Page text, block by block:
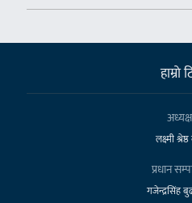
हाम्राे
लक्ष्मी
प्रधान
गजेन्द्रसिंह